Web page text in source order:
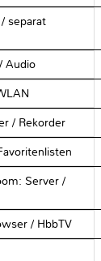
separat
Audio
/ Rekorder
Server /
/ HbbTV